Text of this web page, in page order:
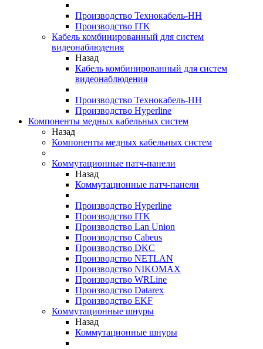
Производство Технокабель-НН
Производство ITK
Кабель комбинированный для систем
видеонаблюдения
Назад
Кабель комбинированный для систем
видеонаблюдения
Производство Технокабель-НН
Производство Hyperline
Компоненты медных кабельных систем
Назад
Компоненты медных кабельных систем
Коммутационные патч-панели
Назад
Коммутационные патч-панели
Производство Hyperline
Производство ITK
Производство Lan Union
Производство Cabeus
Производство DKC
Производство NETLAN
Производство NIKOMAX
Производство WRLine
Производство Datarex
Производство EKF
Коммутационные шнуры
Назад
Коммутационные шнуры